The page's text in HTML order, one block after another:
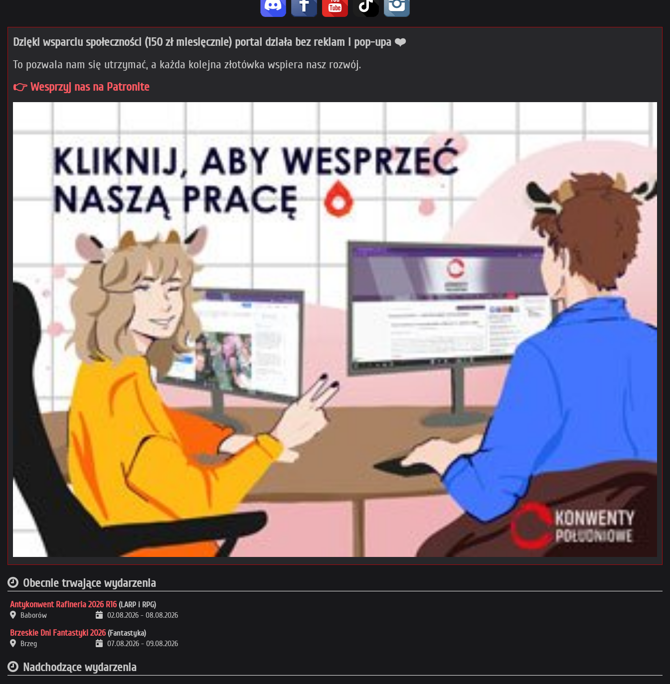
Dzięki wsparciu społeczności (150 zł miesięcznie) portal działa bez reklam i pop-upa ❤️
To pozwala nam się utrzymać, a każda kolejna złotówka wspiera nasz rozwój.
👉 Wesprzyj nas na Patronite
Obecnie trwające wydarzenia
Antykonwent Rafineria 2026 R16 (LARP i RPG)
Baborów
02.08.2026 - 08.08.2026
Brzeskie Dni Fantastyki 2026 (Fantastyka)
Brzeg
07.08.2026 - 09.08.2026
Nadchodzące wydarzenia